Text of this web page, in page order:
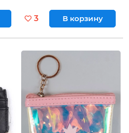
3 В корзину